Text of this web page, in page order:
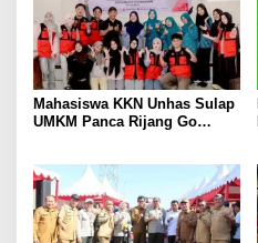
Mahasiswa KKN Unhas Sulap
UMKM Panca Rijang Go